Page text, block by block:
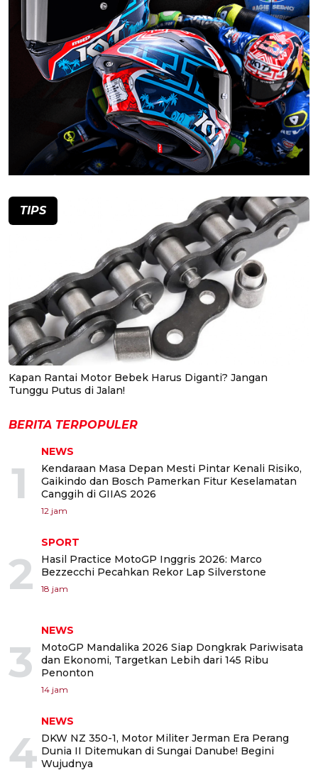
TIPS
Kapan Rantai Motor Bebek Harus Diganti? Jangan
Tunggu Putus di Jalan!
BERITA TERPOPULER
1
NEWS
Kendaraan Masa Depan Mesti Pintar Kenali Risiko,
Gaikindo dan Bosch Pamerkan Fitur Keselamatan
Canggih di GIIAS 2026
12 jam
2
SPORT
Hasil Practice MotoGP Inggris 2026: Marco
Bezzecchi Pecahkan Rekor Lap Silverstone
18 jam
3
NEWS
MotoGP Mandalika 2026 Siap Dongkrak Pariwisata
dan Ekonomi, Targetkan Lebih dari 145 Ribu
Penonton
14 jam
4
NEWS
DKW NZ 350-1, Motor Militer Jerman Era Perang
Dunia II Ditemukan di Sungai Danube! Begini
Wujudnya